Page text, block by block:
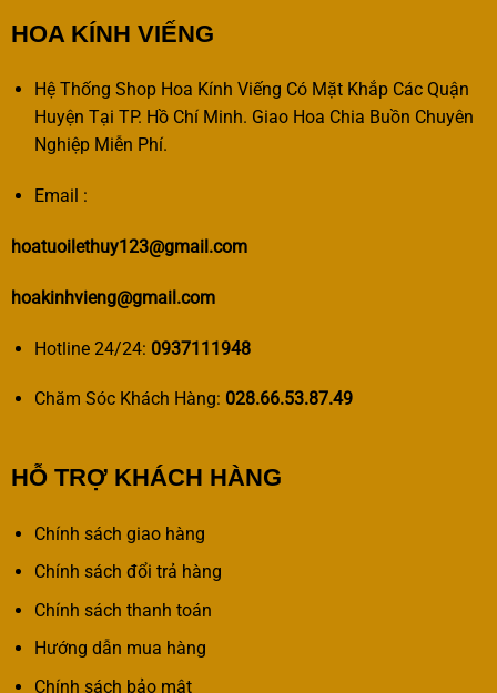
HOA KÍNH VIẾNG
Hệ Thống Shop Hoa Kính Viếng Có Mặt Khắp Các Quận
Huyện Tại TP. Hồ Chí Minh. Giao Hoa Chia Buồn Chuyên
Nghiệp Miễn Phí.
Email :
hoatuoilethuy123@gmail.com
hoakinhvieng@gmail.com
Hotline 24/24: 0937111948
Chăm Sóc Khách Hàng: 028.66.53.87.49
HỖ TRỢ KHÁCH HÀNG
Chính sách giao hàng
Chính sách đổi trả hàng
Chính sách thanh toán
Hướng dẫn mua hàng
Chính sách bảo mật